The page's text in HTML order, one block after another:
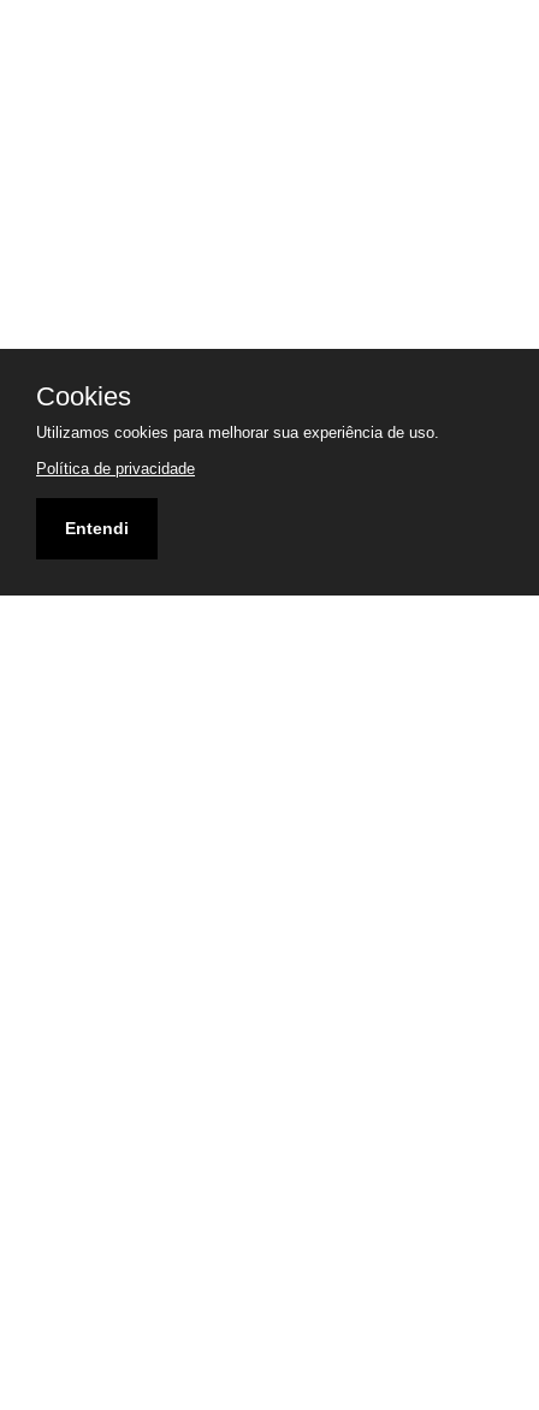
Cookies
Utilizamos cookies para melhorar sua experiência de uso.
Política de privacidade
Entendi